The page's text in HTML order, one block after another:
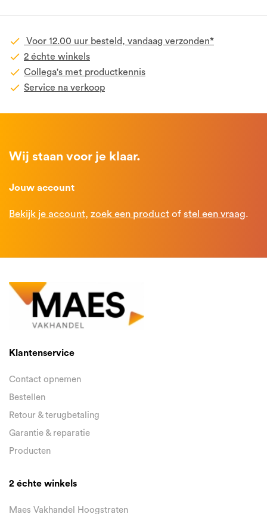
Voor 12.00 uur besteld, vandaag verzonden*
2 échte winkels
Collega's met productkennis
Service na verkoop
Wij staan voor je klaar.
Jouw account
Bekijk je account, zoek een product of stel een vraag.
Klantenservice
Contact opnemen
Bestellen
Retour & terugbetaling
Garantie & reparatie
Producten
2 échte winkels
Maes Vakhandel Hoogstraten